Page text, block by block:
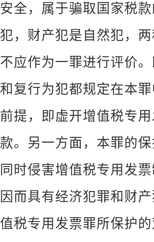
安全，属于骗取国家税
犯，财产犯是自然犯，
不应作为一罪进行评价
和复行为犯都规定在本
前提，即虚开增值税专
款。另一方面，本罪的
同时侵害增值税专用发
因而具有经济犯罪和财
值税专用发票罪所保护